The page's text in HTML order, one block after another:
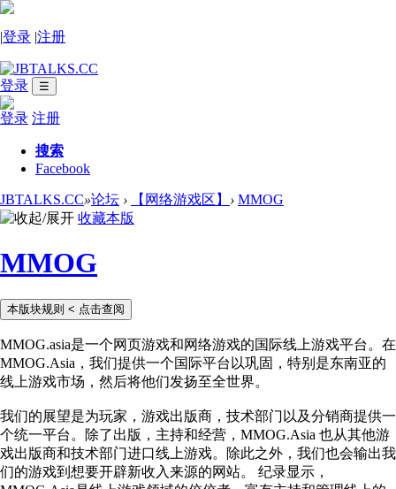
|登录 |注册
登录 ☰
登录 注册
搜索
Facebook
JBTALKS.CC»论坛 › 【网络游戏区】 › MMOG
收藏本版
MMOG
本版块规则 < 点击查阅
MMOG.asia是一个网页游戏和网络游戏的国际线上游戏平台。在
MMOG.Asia，我们提供一个国际平台以巩固，特别是东南亚的
线上游戏市场，然后将他们发扬至全世界。
我们的展望是为玩家，游戏出版商，技术部门以及分销商提供一
个统一平台。除了出版，主持和经营，MMOG.Asia 也从其他游
戏出版商和技术部门进口线上游戏。除此之外，我们也会输出我
们的游戏到想要开辟新收入来源的网站。 纪录显示，